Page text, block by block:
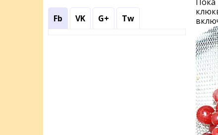
Fb VK G+ Tw